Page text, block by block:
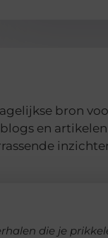
bron
en
die je